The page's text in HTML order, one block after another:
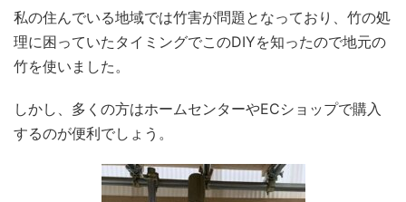
私の住んでいる地域では竹害が問題となっており、竹の処
理に困っていたタイミングでこのDIYを知ったので地元の
竹を使いました。
しかし、多くの方はホームセンターやECショップで購入
するのが便利でしょう。